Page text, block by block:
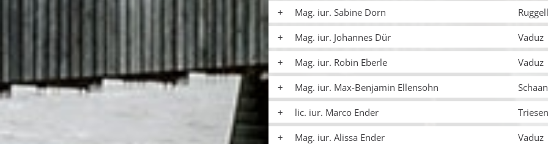
Mag. iur. Sabine Dorn Ruggell
Mag. iur. Johannes Dür Vaduz
Mag. iur. Robin Eberle Vaduz
Mag. iur. Max-Benjamin Ellensohn Schaan
lic. iur. Marco Ender Triesen
Mag. iur. Alissa Ender Vaduz